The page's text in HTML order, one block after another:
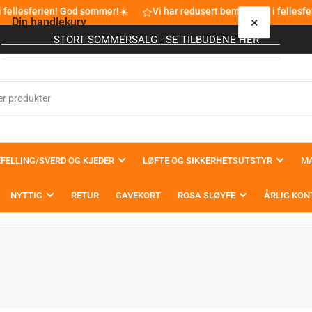
God sommer!☀️ Vi har redusert bemanning i
STORT SOMMERSALG - SE TILBUDENE HER
SVERD OG KJEDER LØFTE OG SIKKERHETSUTSTYR
NYTTIG RETUR GAVEKORT ROSA SLØYFE ÅRLIG
Din handlekurv ×